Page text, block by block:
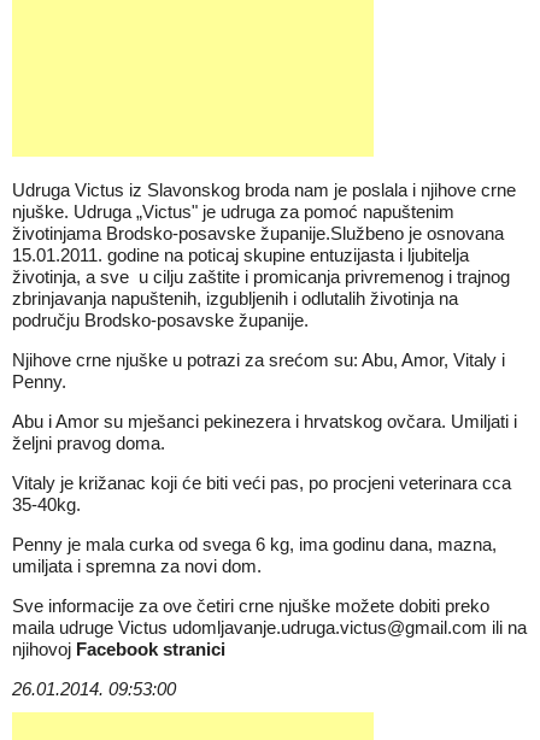
Udruga Victus iz Slavonskog broda nam je poslala i njihove crne
njuške. Udruga „Victus" je udruga za pomoć napuštenim
životinjama Brodsko-posavske županije.Službeno je osnovana
15.01.2011. godine na poticaj skupine entuzijasta i ljubitelja
životinja, a sve u cilju zaštite i promicanja privremenog i trajnog
zbrinjavanja napuštenih, izgubljenih i odlutalih životinja na
području Brodsko-posavske županije.
Njihove crne njuške u potrazi za srećom su: Abu, Amor, Vitaly i
Penny.
Abu i Amor su mješanci pekinezera i hrvatskog ovčara. Umiljati i
željni pravog doma.
Vitaly je križanac koji će biti veći pas, po procjeni veterinara cca
35-40kg.
Penny je mala curka od svega 6 kg, ima godinu dana, mazna,
umiljata i spremna za novi dom.
Sve informacije za ove četiri crne njuške možete dobiti preko
maila udruge Victus udomljavanje.udruga.victus@gmail.com ili na
njihovoj Facebook stranici
26.01.2014. 09:53:00